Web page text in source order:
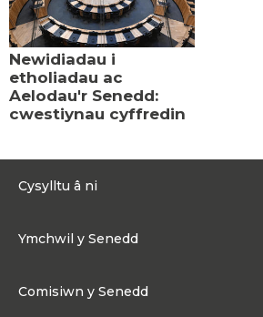
Newidiadau i
etholiadau ac
Aelodau'r Senedd:
cwestiynau cyffredin
Cysylltu â ni
Ymchwil y Senedd
Comisiwn y Senedd